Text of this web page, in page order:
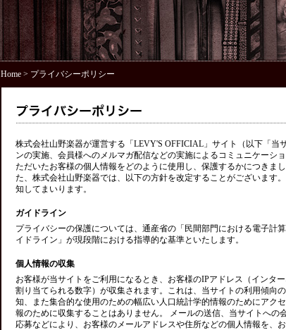
Home> プライバシーポリシー
株式会社山野楽器が運営する「LEVY'S OFFICIAL」サイト（以下「当
ンの実施、会員様へのメルマガ配信などの実施によるコミュニケーシ
ただいたお客様の個人情報をどのように使用し、保護するかにつきま
た、株式会社山野楽器では、以下の方針を改定することがございます
知してまいります。
ガイドライン
プライバシーの保護については、通産省の「民間部門における電子計
イドライン」が現段階における指導的な基準といたします。
個人情報の収集
お客様が当サイトをご利用になるとき、お客様のIPアドレス（インタ
割り当てられる数字）が収集されます。これは、当サイトの利用傾向
知、また集合的な使用のための幅広い人口統計学的情報のためにアク
報のために収集することはありません。 メールの送信、当サイトへの
応募などにより、お客様のメールアドレスや住所などの個人情報を、